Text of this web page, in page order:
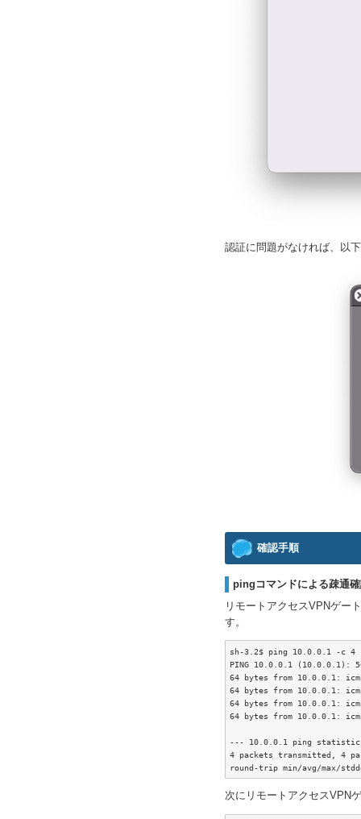
認証に問題がなければ、以
確認手順
pingコマンドによる疎通
リモートアクセスVPNゲー
す。
sh-3.2$ ping 10.0.0.1 -c 4
PING 10.0.0.1 (10.0.0.1):
64 bytes from 10.0.0.1:
64 bytes from 10.0.0.1:
64 bytes from 10.0.0.1:
64 bytes from 10.0.0.1:
--- 10.0.0.1 ping
4 packets transmitted, 4
round-trip min/avg/max/
次にリモートアクセスVPN